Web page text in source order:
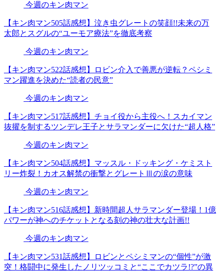
今週のキン肉マン
【キン肉マン505話感想】泣き虫グレートの笑顔!!未来の万
太郎とスグルの“ユーモア療法”を徹底考察
今週のキン肉マン
【キン肉マン522話感想】ロビン介入で善悪が逆転？ペシミ
マン躍進を決めた“読者の民意”
今週のキン肉マン
【キン肉マン517話感想】チョイ役から主役へ！スカイマン
抜擢を制するツンデレ王子とサラマンダーに欠けた“超人格”
今週のキン肉マン
【キン肉マン504話感想】マッスル・ドッキング・ケミスト
リー炸裂！カオス解禁の衝撃とグレートⅢの涙の意味
今週のキン肉マン
【キン肉マン516話感想】新時間超人サラマンダー登場！1億
パワーが神へのチケットとなる刻の神の壮大な計画!!
今週のキン肉マン
【キン肉マン531話感想】ロビンとペシミマンの“個性”が激
突！格闘中に発生したノリツッコミと“ここでカツラ!?”の異